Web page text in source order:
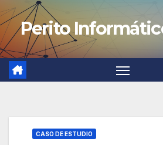
Saltar
al
contenido
Perito
CASO DE ESTUDIO